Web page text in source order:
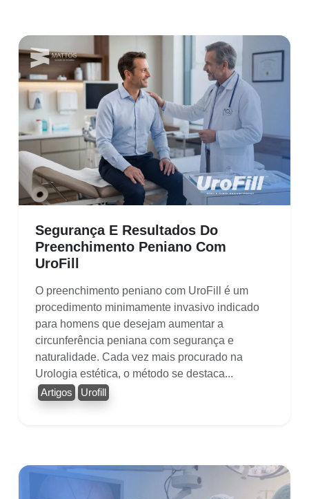
Segurança E Resultados Do
Preenchimento Peniano Com
UroFill
O preenchimento peniano com UroFill é um
procedimento minimamente invasivo indicado
para homens que desejam aumentar a
circunferência peniana com segurança e
naturalidade. Cada vez mais procurado na
Urologia estética, o método se destaca...
Artigos Urofill